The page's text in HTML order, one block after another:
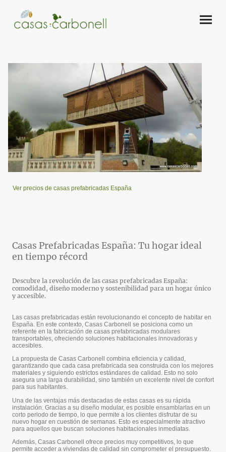
Ver precios de casas prefabricadas España
Casas Prefabricadas España: Tu hogar ideal
en tiempo récord
Descubre la revolución de las casas prefabricadas España:
comodidad, diseño moderno y sostenibilidad para un hogar único
y accesible.
Las casas prefabricadas están revolucionando el concepto de habitar en
España. En este contexto, Casas Carbonell se posiciona como un
referente en la fabricación de casas prefabricadas modulares
transportables, ofreciendo soluciones habitacionales innovadoras y
accesibles.
La propuesta de Casas Carbonell combina eficiencia y calidad,
garantizando que cada casa prefabricada sea construida con los mejores
materiales y siguiendo estrictos estándares de calidad. Esto no solo
asegura una larga durabilidad, sino también un excelente nivel de confort
para sus habitantes.
Una de las ventajas más destacadas de estas casas es su rápida
instalación. Gracias a su diseño modular, es posible ensamblarlas en un
corto periodo de tiempo, lo que permite a los clientes disfrutar de su
nuevo hogar en cuestión de semanas. Esto es especialmente atractivo
para aquellos que buscan soluciones habitacionales inmediatas.
Además, Casas Carbonell ofrece precios muy competitivos, lo que
permite acceder a viviendas de calidad sin comprometer el presupuesto.